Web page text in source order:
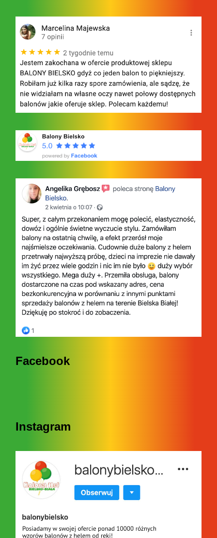
Facebook
Instagram